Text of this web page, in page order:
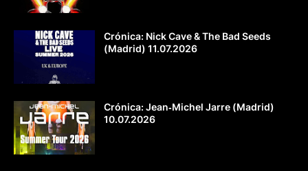
Crónica: Nick Cave & The Bad Seeds
(Madrid) 11.07.2026
Crónica: Jean‐Michel Jarre (Madrid)
10.07.2026